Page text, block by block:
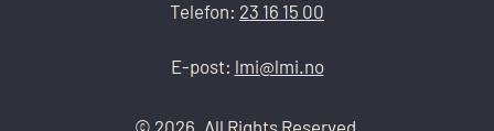
Telefon: 23 16 15 00
E-post: lmi@lmi.no